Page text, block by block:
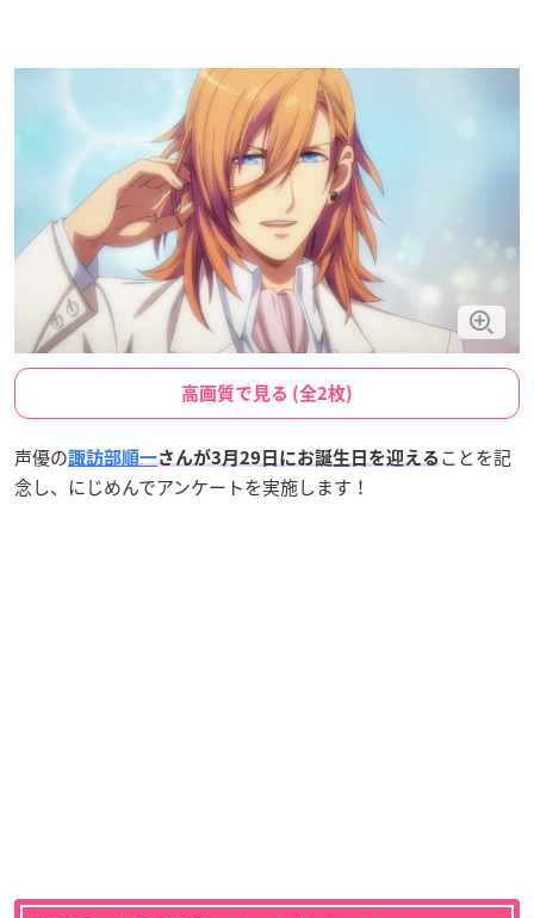
高画質で見る (全2枚)
声優の諏訪部順一さんが3月29日にお誕生日を迎える ことを記
念し、にじめんでアンケートを実施します！